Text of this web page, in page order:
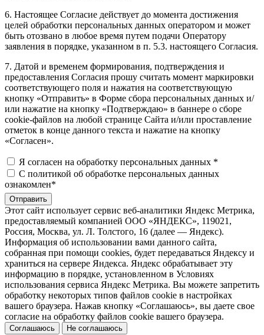
6. Настоящее Согласие действует до момента достижения
целей обработки персональных данных оператором и может
быть отозвано в любое время путем подачи Оператору
заявления в порядке, указанном в п. 5.3. настоящего Согласия.
7. Датой и временем формирования, подтверждения и
предоставления Согласия прошу считать момент маркировки
соответствующего поля и нажатия на соответствующую
кнопку «Отправить» в Форме сбора персональных данных и/
или нажатие на кнопку «Подтверждаю» в баннере о сборе
cookie-файлов на любой странице Сайта и/или проставление
отметок в конце данного текста и нажатие на кнопку
«Согласен».
Я согласен на обработку персональных данных *
С политикой об обработке персональных данных
ознакомлен*
Отправить
Этот сайт использует сервис веб-аналитики Яндекс Метрика,
предоставляемый компанией ООО «ЯНДЕКС», 119021,
Россия, Москва, ул. Л. Толстого, 16 (далее — Яндекс).
Информация об использовании вами данного сайта,
собранная при помощи cookies, будет передаваться Яндексу и
храниться на сервере Яндекса. Яндекс обрабатывает эту
информацию в порядке, установленном в Условиях
использования сервиса Яндекс Метрика. Вы можете запретить
обработку некоторых типов файлов cookie в настройках
вашего браузера. Нажав кнопку «Соглашаюсь», вы даете свое
согласие на обработку файлов cookie вашего браузера.
Соглашаюсь Не соглашаюсь